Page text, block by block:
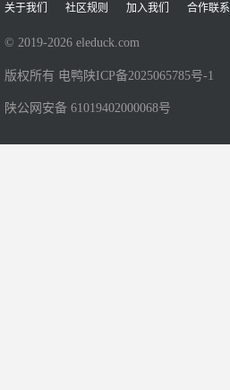
关于我们 社区规则 加入我们 合作联系
© 2019-2026 eleduck.com
版权所有 电鸭 陕ICP备2025065785号-1
陕公网安备 61019402000068号